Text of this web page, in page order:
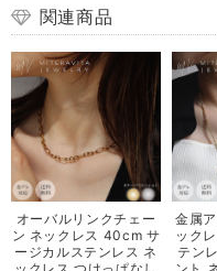
関連商品
オーバルリンクチェー
ン ネックレス 40cm サ
ージカルステンレス ネ
金属
ック
テン